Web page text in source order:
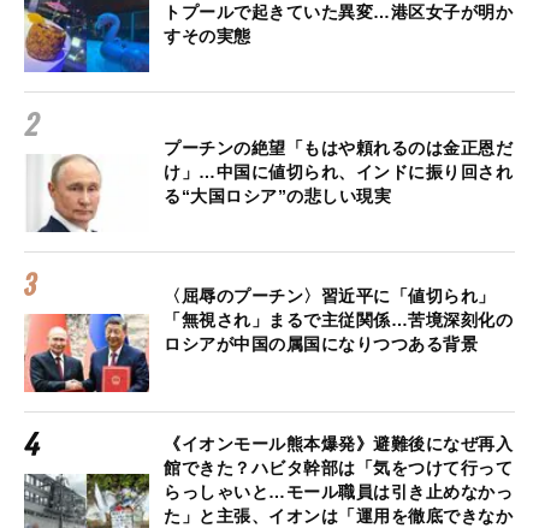
トプールで起きていた異変…港区女子が明か
すその実態
プーチンの絶望「もはや頼れるのは金正恩だ
け」…中国に値切られ、インドに振り回され
る“大国ロシア”の悲しい現実
〈屈辱のプーチン〉習近平に「値切られ」
「無視され」まるで主従関係…苦境深刻化の
ロシアが中国の属国になりつつある背景
《イオンモール熊本爆発》避難後になぜ再入
館できた？ハビタ幹部は「気をつけて行って
らっしゃいと…モール職員は引き止めなかっ
た」と主張、イオンは「運用を徹底できなか